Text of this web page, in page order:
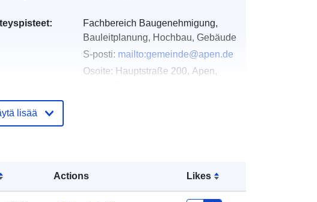
Actions Likes
Fachbereich Baugenehmigung,
Bauleitplanung, Hochbau, Gebäude
S-posti: mailto:gemeinde@apen.de
Osoite: Hauptstraße 200, Apen,
2026
lisää